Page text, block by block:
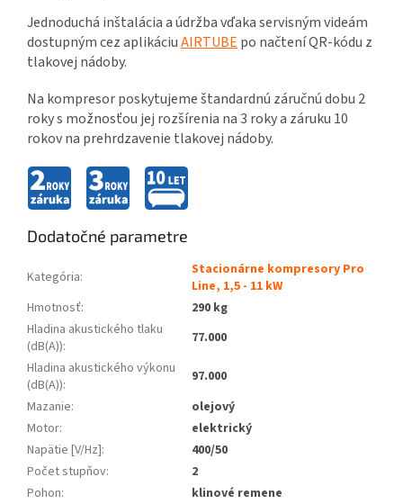
Jednoduchá inštalácia a údržba vďaka servisným videám
dostupným cez aplikáciuAIRTUBE po načtení QR-kódu z
tlakovej nádoby.
Na kompresor poskytujeme štandardnú záručnú dobu 2
roky s možnosťou jej rozšírenia na 3 roky a záruku 10
rokov na prehrdzavenie tlakovej nádoby.
Dodatočné parametre
Kategória:
Stacionárne kompresory Pro
Line, 1,5 - 11 kW
Hmotnosť:
290 kg
Hladina akustického tlaku
(dB(A)):
77.000
Hladina akustického výkonu
(dB(A)):
97.000
Mazanie:
olejový
Motor:
elektrický
Napätie [V/Hz]:
400/50
Počet stupňov:
2
Pohon:
klinové remene